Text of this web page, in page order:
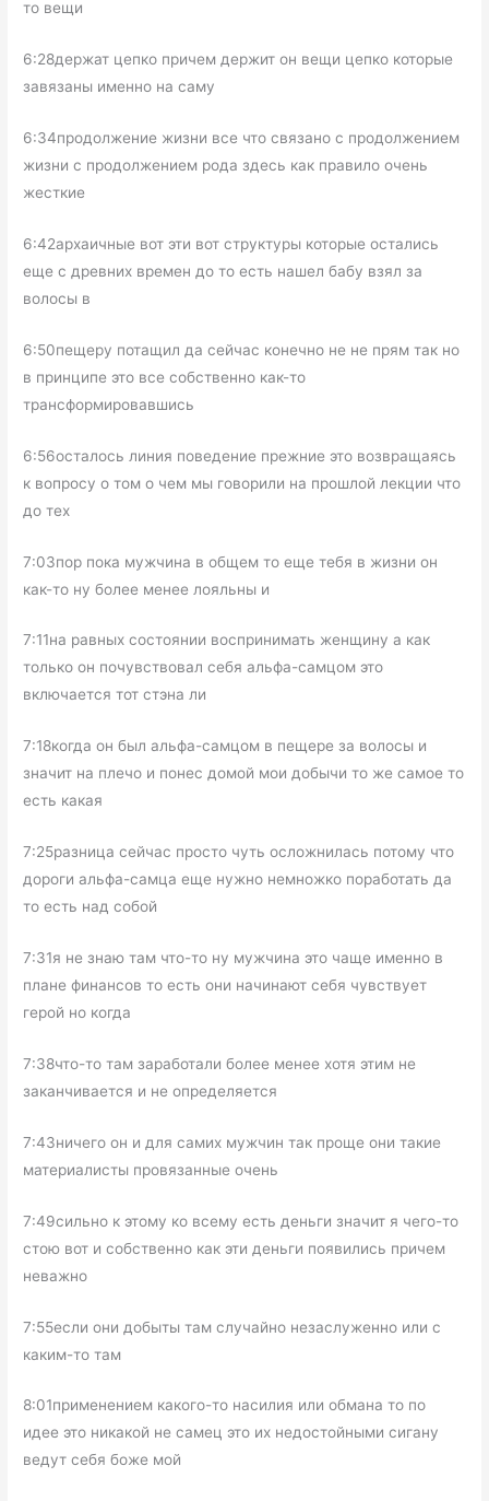
то вещи
6:28держат цепко причем держит он вещи цепко которые
завязаны именно на саму
6:34продолжение жизни все что связано с продолжением
жизни с продолжением рода здесь как правило очень
жесткие
6:42архаичные вот эти вот структуры которые остались
еще с древних времен до то есть нашел бабу взял за
волосы в
6:50пещеру потащил да сейчас конечно не не прям так но
в принципе это все собственно как-то
трансформировавшись
6:56осталось линия поведение прежние это возвращаясь
к вопросу о том о чем мы говорили на прошлой лекции что
до тех
7:03пор пока мужчина в общем то еще тебя в жизни он
как-то ну более менее лояльны и
7:11на равных состоянии воспринимать женщину а как
только он почувствовал себя альфа-самцом это
включается тот стэна ли
7:18когда он был альфа-самцом в пещере за волосы и
значит на плечо и понес домой мои добычи то же самое то
есть какая
7:25разница сейчас просто чуть осложнилась потому что
дороги альфа-самца еще нужно немножко поработать да
то есть над собой
7:31я не знаю там что-то ну мужчина это чаще именно в
плане финансов то есть они начинают себя чувствует
герой но когда
7:38что-то там заработали более менее хотя этим не
заканчивается и не определяется
7:43ничего он и для самих мужчин так проще они такие
материалисты провязанные очень
7:49сильно к этому ко всему есть деньги значит я чего-то
стою вот и собственно как эти деньги появились причем
неважно
7:55если они добыты там случайно незаслуженно или с
каким-то там
8:01применением какого-то насилия или обмана то по
идее это никакой не самец это их недостойными сигану
ведут себя боже мой